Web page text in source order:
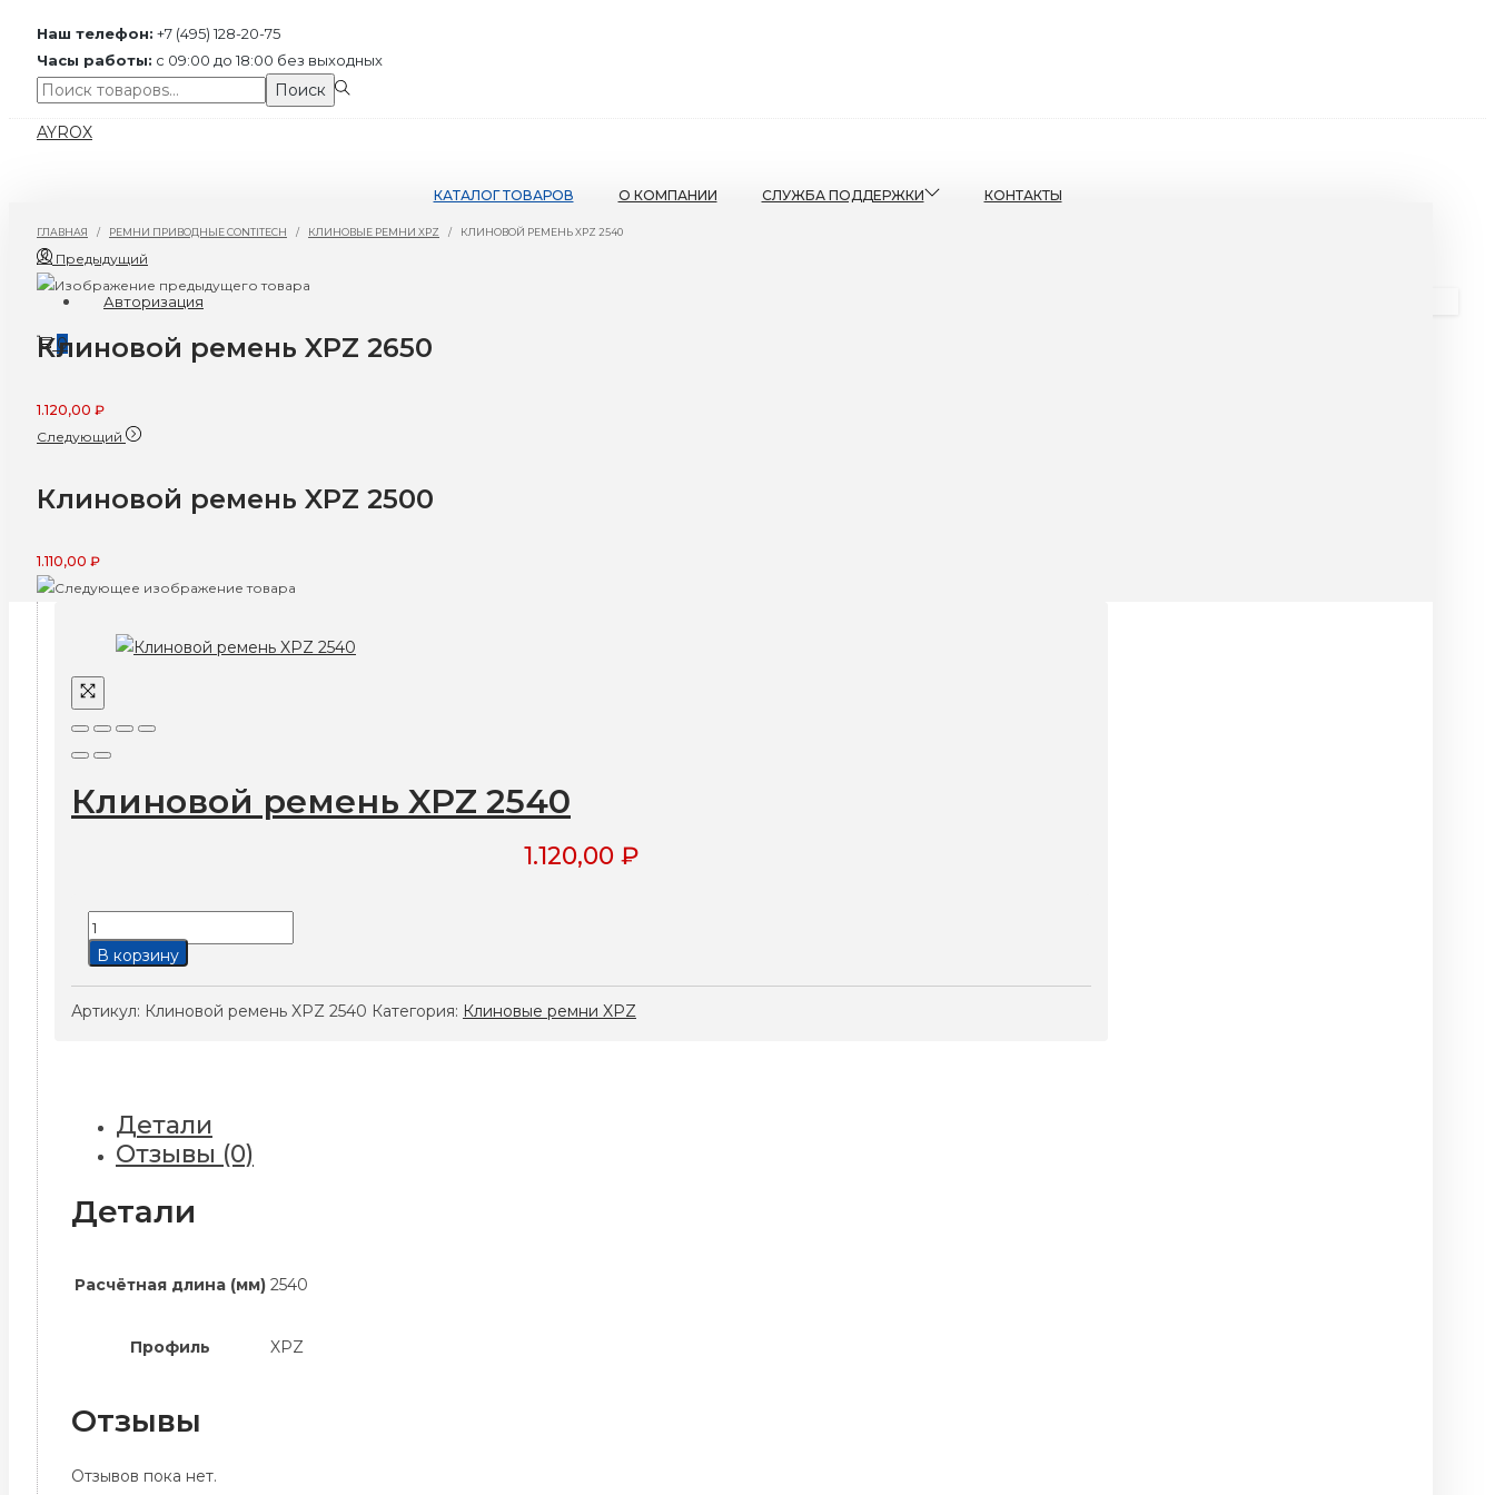
Наш телефон: +7 (495) 128-20-75
Часы работы: с 09:00 до 18:00 без выходных
Поиск:>
Поиск
Перейти
Перейти
AYROX
КАТАЛОГ ТОВАРОВ О КОМПАНИИ СЛУЖБА ПОДДЕРЖКИ КОНТАКТЫ
Авторизация
0
ГЛАВНАЯ / РЕМНИ ПРИВОДНЫЕ CONTITECH / КЛИНОВЫЕ РЕМНИ XPZ / КЛИНОВОЙ РЕМЕНЬ XPZ 2540
Предыдущий
Клиновой ремень XPZ 2650
1.120,00 ₽
Следующий
Клиновой ремень XPZ 2500
1.110,00 ₽
Клиновой ремень XPZ 2540
1.120,00 ₽
Количество
товара
ремень
В корзину
Артикул: Клиновой ремень XPZ 2540 Категория: Клиновые ремни XPZ
Детали
Отзывы (0)
Детали
Расчётная длина (мм) 2540
Профиль XPZ
Отзывы
Отзывов пока нет.